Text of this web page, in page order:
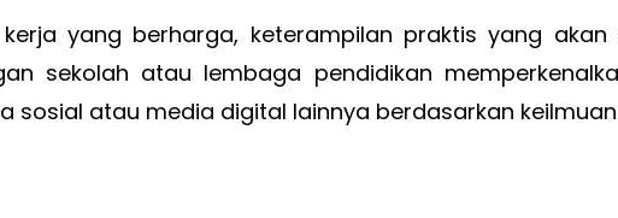
yang berharga, keterampilan praktis yang akan
sekolah atau lembaga pendidikan
sosial atau media digital lainnya berdasarkan